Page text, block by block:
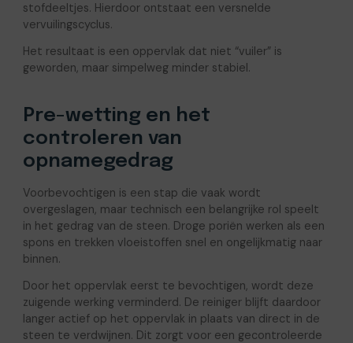
stofdeeltjes. Hierdoor ontstaat een versnelde
vervuilingscyclus.
Het resultaat is een oppervlak dat niet “vuiler” is
geworden, maar simpelweg minder stabiel.
Pre-wetting en het
controleren van
opnamegedrag
Voorbevochtigen is een stap die vaak wordt
overgeslagen, maar technisch een belangrijke rol speelt
in het gedrag van de steen. Droge poriën werken als een
spons en trekken vloeistoffen snel en ongelijkmatig naar
binnen.
Door het oppervlak eerst te bevochtigen, wordt deze
zuigende werking verminderd. De reiniger blijft daardoor
langer actief op het oppervlak in plaats van direct in de
steen te verdwijnen. Dit zorgt voor een gecontroleerde